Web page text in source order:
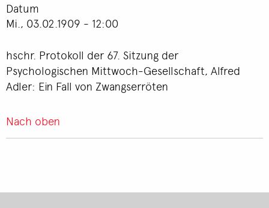
Datum
Mi., 03.02.1909 - 12:00
hschr. Protokoll der 67. Sitzung der
Psychologischen Mittwoch-Gesellschaft, Alfred
Adler: Ein Fall von Zwangserröten
Nach oben